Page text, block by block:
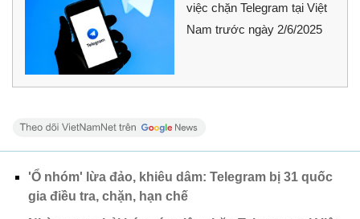
việc chặn Telegram tại Việt
Nam trước ngày 2/6/2025
'Ổ nhóm' lừa đảo, khiêu dâm: Telegram bị 31 quốc
gia điều tra, chặn, hạn chế